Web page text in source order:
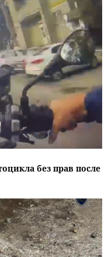
без прав после